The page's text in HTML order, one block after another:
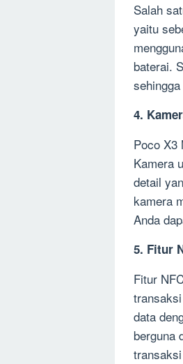
Salah
yaitu
baterai.
4.
Poco X3
Kamera
detail
kamera
Anda
5. Fitur
Fitur
data
berguna